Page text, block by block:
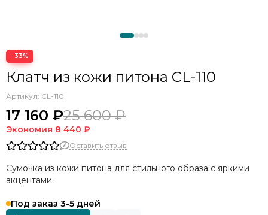
−33%
Клатч из кожи питона CL-110
Артикул: CL-110
17 160 ₽25 600 ₽
Экономия 8 440 ₽
Оставить отзыв
Сумочка из кожи питона для стильного образа с яркими
акцентами.
Под заказ 3-5 дней